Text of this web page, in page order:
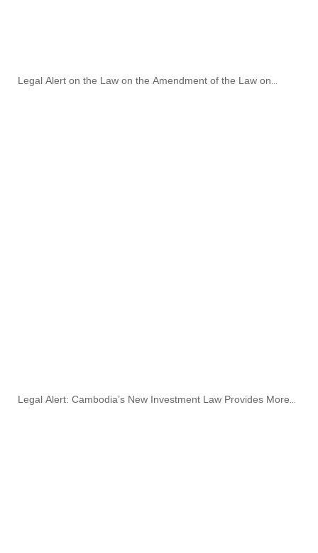
Legal Alert on the Law on the Amendment of the Law on
Legal Alert: Cambodia’s New Investment Law Provides More